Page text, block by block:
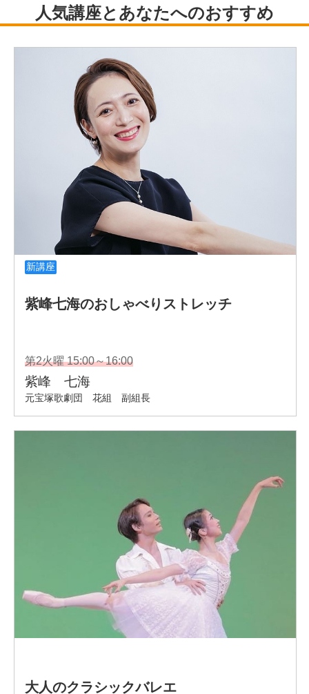
【指導歴】（通算50年)
①1973年10月～2013年10月 修交会義心館西淀川支部、
③2020年10月～2024年5月修交会修和舘、舘長
④2008年5月7日（開講日）～2024年5月セブンカルチャ
ークラブ鳳 空手教室師範、現在に至る